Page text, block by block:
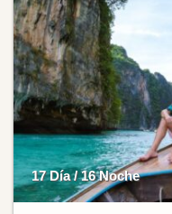
17 Día / 16 Noche